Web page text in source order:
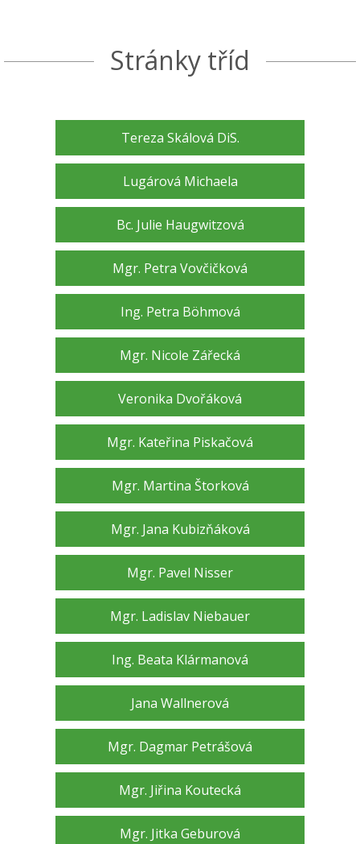
Stránky tříd
Tereza Skálová DiS.
Lugárová Michaela
Bc. Julie Haugwitzová
Mgr. Petra Vovčičková
Ing. Petra Böhmová
Mgr. Nicole Zářecká
Veronika Dvořáková
Mgr. Kateřina Piskačová
Mgr. Martina Štorková
Mgr. Jana Kubizňáková
Mgr. Pavel Nisser
Mgr. Ladislav Niebauer
Ing. Beata Klármanová
Jana Wallnerová
Mgr. Dagmar Petrášová
Mgr. Jiřina Koutecká
Mgr. Jitka Geburová